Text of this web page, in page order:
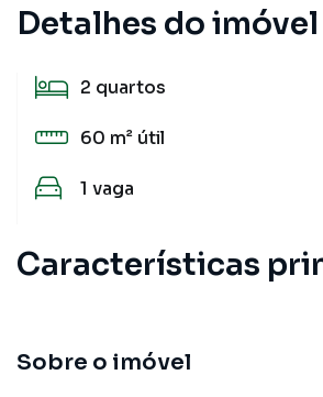
Detalhes do imóvel
2 quartos
60 m² útil
1 vaga
Características
Sobre o imóvel